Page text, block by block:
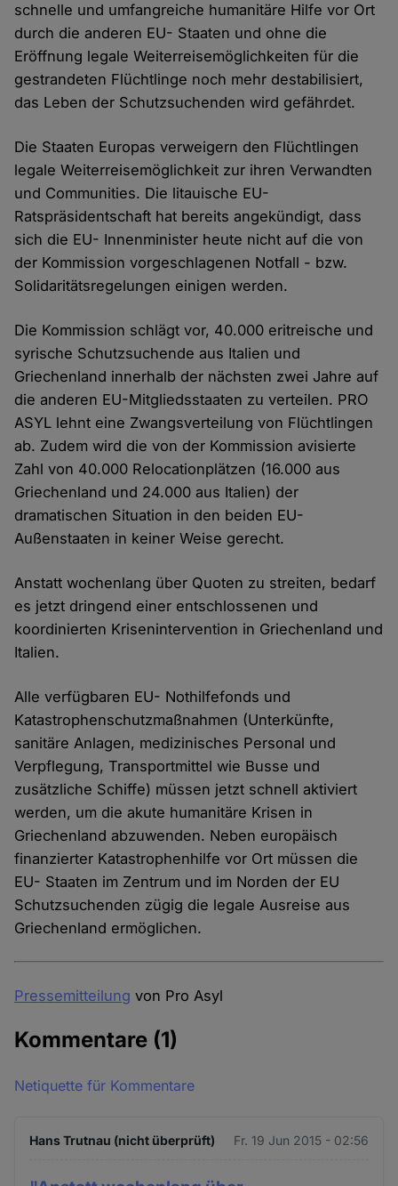
schnelle und umfangreiche humanitäre Hilfe vor Ort
durch die anderen EU- Staaten und ohne die
Eröffnung legale Weiterreisemöglichkeiten für die
gestrandeten Flüchtlinge noch mehr destabilisiert,
das Leben der Schutzsuchenden wird gefährdet.
Die Staaten Europas verweigern den Flüchtlingen
legale Weiterreisemöglichkeit zur ihren Verwandten
und Communities. Die litauische EU-
Ratspräsidentschaft hat bereits angekündigt, dass
sich die EU- Innenminister heute nicht auf die von
der Kommission vorgeschlagenen Notfall - bzw.
Solidaritätsregelungen einigen werden.
Die Kommission schlägt vor, 40.000 eritreische und
syrische Schutzsuchende aus Italien und
Griechenland innerhalb der nächsten zwei Jahre auf
die anderen EU-Mitgliedsstaaten zu verteilen. PRO
ASYL lehnt eine Zwangsverteilung von Flüchtlingen
ab. Zudem wird die von der Kommission avisierte
Zahl von 40.000 Relocationplätzen (16.000 aus
Griechenland und 24.000 aus Italien) der
dramatischen Situation in den beiden EU-
Außenstaaten in keiner Weise gerecht.
Anstatt wochenlang über Quoten zu streiten, bedarf
es jetzt dringend einer entschlossenen und
koordinierten Krisenintervention in Griechenland und
Italien.
Alle verfügbaren EU- Nothilfefonds und
Katastrophenschutzmaßnahmen (Unterkünfte,
sanitäre Anlagen, medizinisches Personal und
Verpflegung, Transportmittel wie Busse und
zusätzliche Schiffe) müssen jetzt schnell aktiviert
werden, um die akute humanitäre Krisen in
Griechenland abzuwenden. Neben europäisch
finanzierter Katastrophenhilfe vor Ort müssen die
EU- Staaten im Zentrum und im Norden der EU
Schutzsuchenden zügig die legale Ausreise aus
Griechenland ermöglichen.
Pressemitteilung von Pro Asyl
Kommentare (1)
Netiquette für Kommentare
Hans Trutnau (nicht überprüft) Fr. 19 Jun 2015 - 02:56